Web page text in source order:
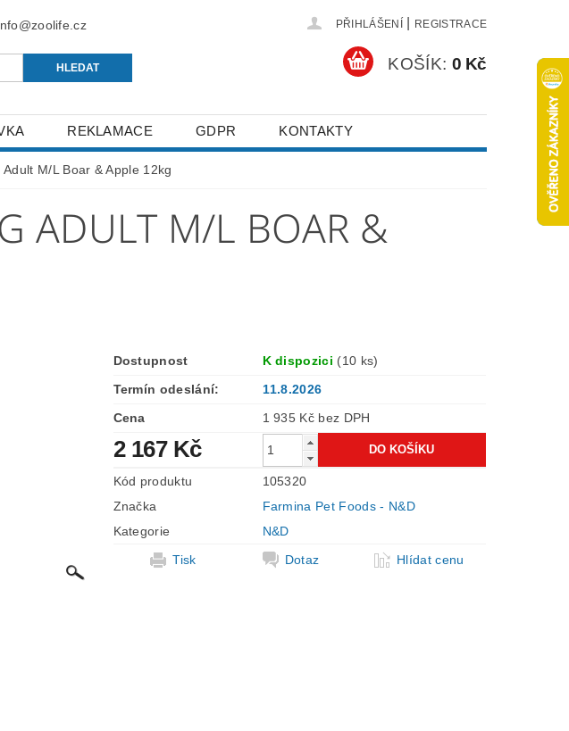
PŘIHLÁŠENÍ REGISTRACE
KOŠÍK: 0 Kč
REKLAMACE GDPR KONTAKTY
Adult M/L Boar & Apple 12kg
ADULT M/L BOAR &
Dostupnost K dispozici (10 ks)
Termín odeslání:
11.8.2026
Cena
1 935 Kč bez DPH
2 167 Kč
Kód produktu
105320
Značka
Farmina Pet Foods - N&D
Kategorie
N&D
Tisk
Dotaz Hlídat cenu